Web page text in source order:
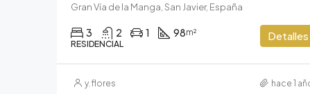
Gran Vía de la Manga, San Javier, España
3 2 1 98m²
RESIDENCIAL
Detalles
y.flores hace 1